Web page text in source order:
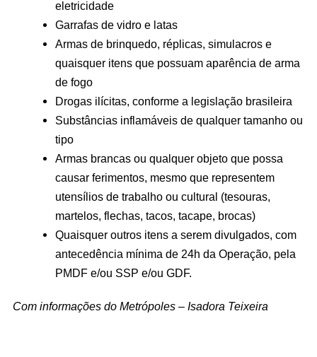
eletricidade
Garrafas de vidro e latas
Armas de brinquedo, réplicas, simulacros e
quaisquer itens que possuam aparência de arma
de fogo
Drogas ilícitas, conforme a legislação brasileira
Substâncias inflamáveis de qualquer tamanho ou
tipo
Armas brancas ou qualquer objeto que possa
causar ferimentos, mesmo que representem
utensílios de trabalho ou cultural (tesouras,
martelos, flechas, tacos, tacape, brocas)
Quaisquer outros itens a serem divulgados, com
antecedência mínima de 24h da Operação, pela
PMDF e/ou SSP e/ou GDF.
Com informações do Metrópoles – Isadora Teixeira